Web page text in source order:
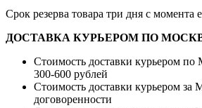
Срок резерва товара три дня с момента
ДОСТАВКА КУРЬЕРОМ ПО
Стоимость доставки курьером по
300-600 рублей
Стоимость доставки курьером
договоренности